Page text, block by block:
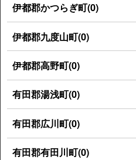
伊都郡かつらぎ町(0)
伊都郡九度山町(0)
伊都郡高野町(0)
有田郡湯浅町(0)
有田郡広川町(0)
有田郡有田川町(0)